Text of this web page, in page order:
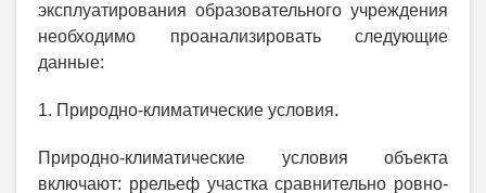
эксплуатирования образовательного учреждения
необходимо проанализировать следующие
данные:
1. Природно-климатические условия.
Природно-климатические условия объекта
включают: ррельеф участка сравнительно ровно-